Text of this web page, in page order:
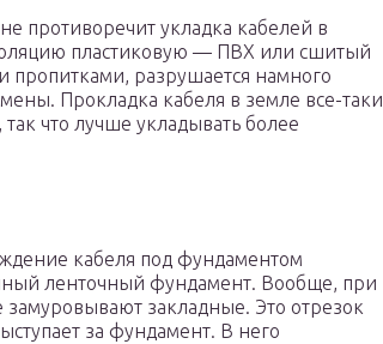
противоречит укладка кабелей в
пластиковую — ПВХ или сшитый
пропитками, разрушается намного
Прокладка кабеля в земле все-таки
что лучше укладывать более
кабеля под фундаментом
ленточный фундамент. Вообще, при
закладные. Это отрезок
за фундамент. В него